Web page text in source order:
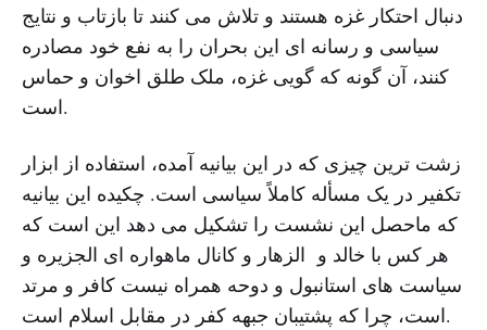
دنبال احتکار غزه هستند و تلاش می کنند تا بازتاب و نتایج
سیاسی و رسانه ای این بحران را به نفع خود مصادره
کنند، آن گونه که گویی غزه، ملک طلق اخوان و حماس
است.
زشت ترین چیزی که در این بیانیه آمده، استفاده از ابزار
تکفیر در یک مسأله کاملاً سیاسی است. چکیده این بیانیه
که ماحصل این نشست را تشکیل می دهد این است که
هر کس با خالد و الزهار و کانال ماهواره ای الجزیره و
سیاست های استانبول و دوحه همراه نیست کافر و مرتد
است، چرا که پشتیبان جبهه کفر در مقابل اسلام است.